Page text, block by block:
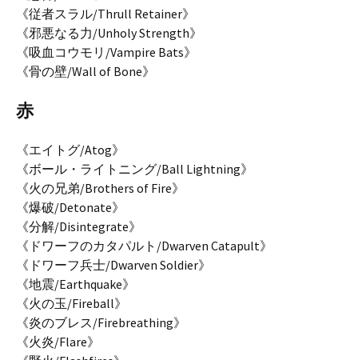
《従者スラル/Thrull Retainer》
《邪悪なる力/Unholy Strength》
《吸血コウモリ/Vampire Bats》
《骨の壁/Wall of Bone》
赤
《エイトグ/Atog》
《ボール・ライトニング/Ball Lightning》
《火の兄弟/Brothers of Fire》
《爆破/Detonate》
《分解/Disintegrate》
《ドワーフのカタパルト/Dwarven Catapult》
《ドワーフ兵士/Dwarven Soldier》
《地震/Earthquake》
《火の玉/Fireball》
《炎のブレス/Firebreathing》
《火炎/Flare》